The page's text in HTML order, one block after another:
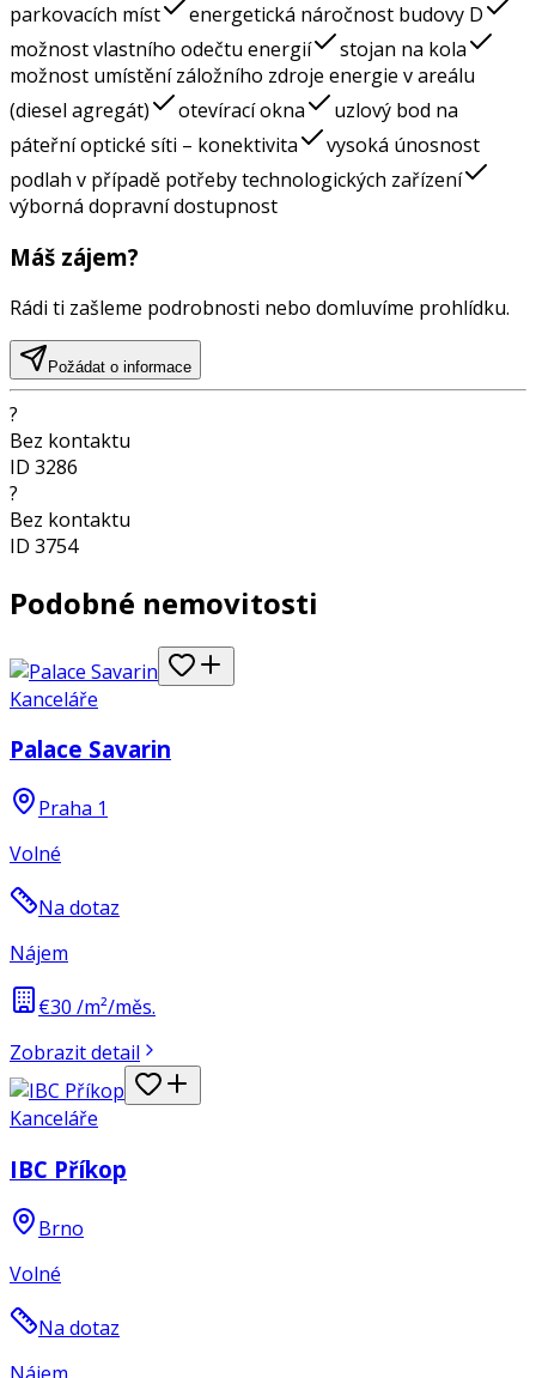
parkovacích míst
energetická náročnost budovy D
možnost vlastního odečtu energií
stojan na kola
možnost umístění záložního zdroje energie v areálu
(diesel agregát)
otevírací okna
uzlový bod na
páteřní optické síti – konektivita
vysoká únosnost
podlah v případě potřeby technologických zařízení
výborná dopravní dostupnost
Máš zájem?
Rádi ti zašleme podrobnosti nebo domluvíme prohlídku.
Požádat o informace
?
Bez kontaktu
ID 3286
?
Bez kontaktu
ID 3754
Podobné nemovitosti
Kanceláře
Palace Savarin
Praha 1
Volné
Na dotaz
Nájem
€30 /m²/měs.
Zobrazit detail
Kanceláře
IBC Příkop
Brno
Volné
Na dotaz
Nájem